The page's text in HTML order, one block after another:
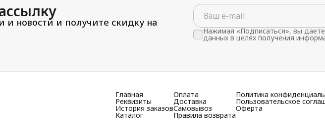
новости и получите скидку на
Нажимая «Подписаться», вы
данных в целях получения
Главная
Реквизиты
История заказов
Каталог
Оплата
Доставка
Самовывоз
Правила возврата
Политика
Пользовательское
Оферта